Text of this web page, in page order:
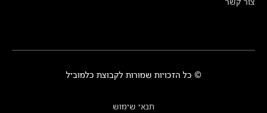
© כל הזכויות שמורות לקבוצת כלמוביל
תנאי שימוש